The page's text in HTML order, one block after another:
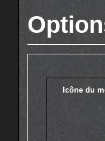
Icône du